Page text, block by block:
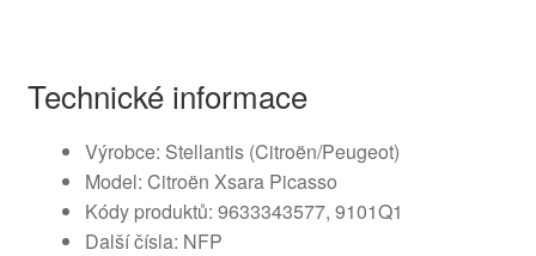
Technické informace
Výrobce: Stellantis (Citroën/Peugeot)
Model: Citroën Xsara Picasso
Kódy produktů: 9633343577, 9101Q1
Další čísla: NFP